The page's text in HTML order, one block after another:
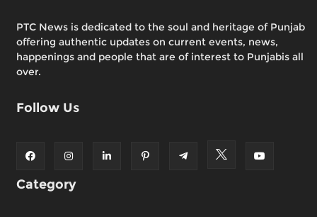
PTC News is dedicated to the soul and heritage of Punjab
offering authentic updates on current events, news,
happenings and people that are of interest to Punjabis all
over.
Follow Us
Category